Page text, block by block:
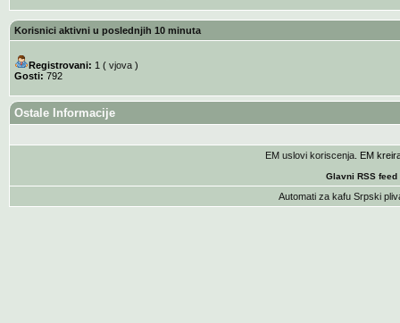
Korisnici aktivni u poslednjih 10 minuta
Registrovani: 1 ( vjova)
Gosti: 792
Ostale Informacije
EM uslovi koriscenja . EM
Glavni RSS feed
Automati za kafu Srpski